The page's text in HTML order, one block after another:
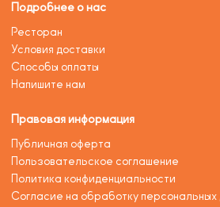
Подробнее о нас
Ресторан
Условия доставки
Способы оплаты
Напишите нам
Правовая информация
Публичная оферта
Пользовательское соглашение
Политика конфиденциальности
Согласие на обработку персональных